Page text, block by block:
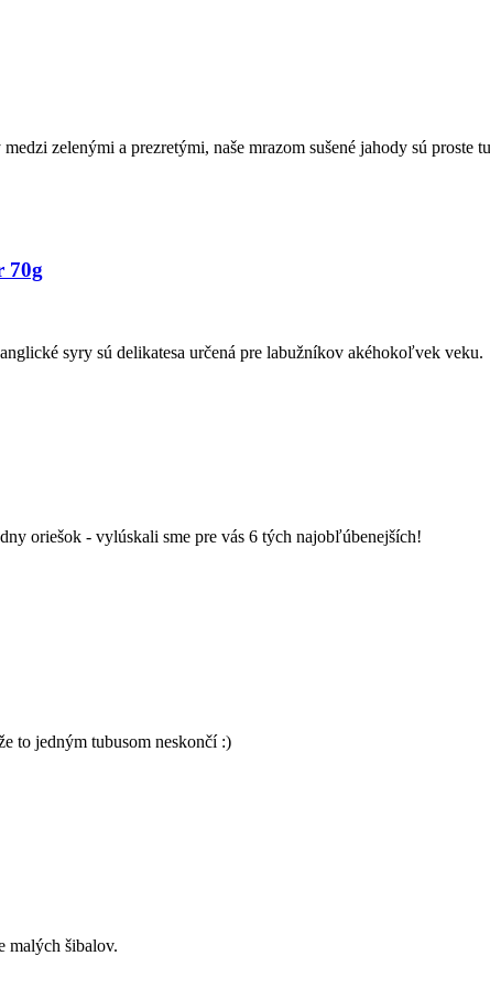
zelenými a prezretými, naše mrazom sušené jahody sú proste
70g
syry sú delikatesa určená pre labužníkov akéhokoľvek veku.
oriešok - vylúskali sme pre vás 6 tých najobľúbenejších!
to jedným tubusom neskončí :)
malých šibalov.